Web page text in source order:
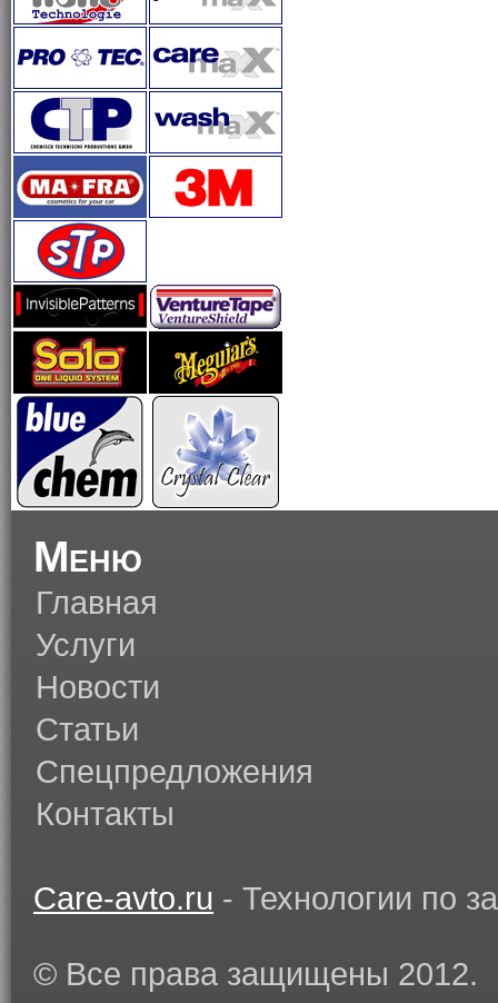
Меню
Главная
Услуги
Новости
Статьи
Спецпредложения
Контакты
Care-avto.ru - Технологии по
© Все права защищены 2012.